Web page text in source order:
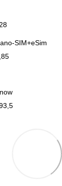
SIM+eSim